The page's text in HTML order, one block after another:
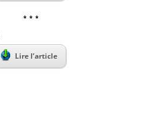
* * *
Lire l’article